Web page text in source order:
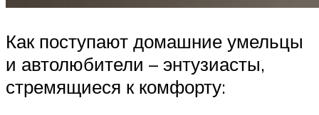
Как поступают домашние умельцы
и автолюбители – энтузиасты,
стремящиеся к комфорту: